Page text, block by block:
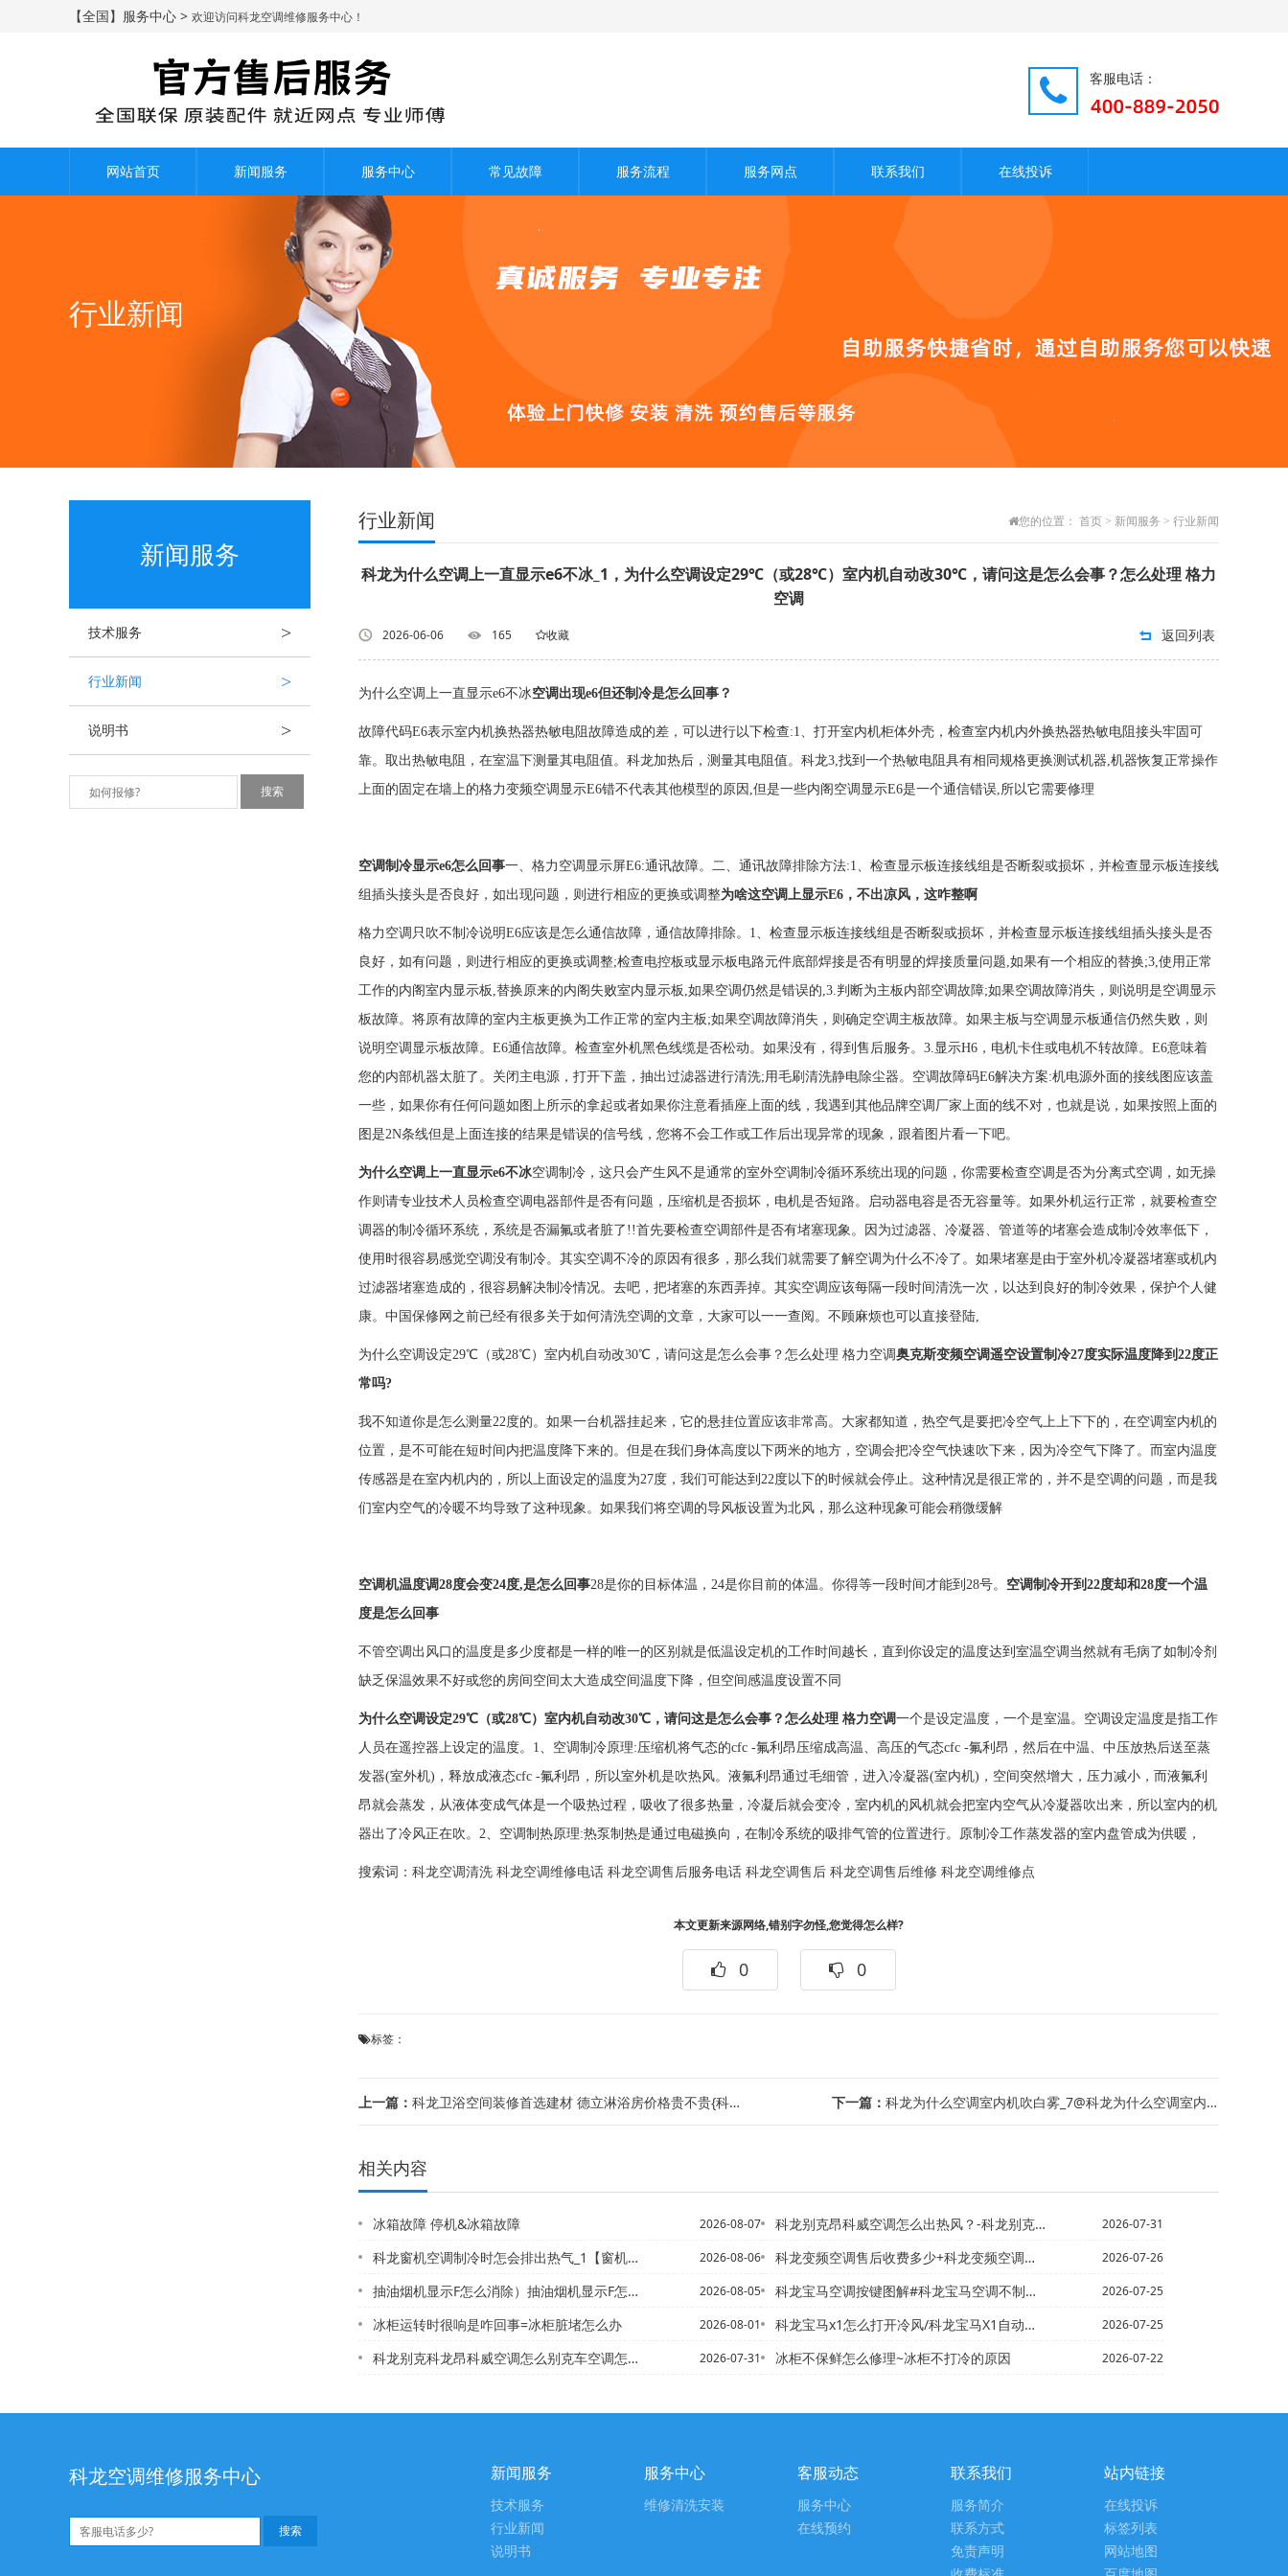
【全国】服务中心 > 欢迎访问科龙空调维修服务中心！
客服电话：
网站首页 新闻服务 服务中心 常见故障 服务流程 服务网点 联系我们 在线投诉
行业新闻
新闻服务
技术服务 >
行业新闻 >
说明书 >
行业新闻 您的位置： 首页 > 新闻服务 > 行业新闻
科龙为什么空调上一直显示e6不冰_1，为什么空调设定29℃（或28℃）室内机自动改30℃，请问这是怎么会事？怎么处理 格力
空调
2026-06-06 165 收藏 返回列表
为什么空调上一直显示e6不冰空调出现e6但还制冷是怎么回事？
故障代码E6表示室内机换热器热敏电阻故障造成的差，可以进行以下检查:1、打开室内机柜体外壳，检查室内机内外换热器热敏电阻接头牢固可
靠。取出热敏电阻，在室温下测量其电阻值。科龙加热后，测量其电阻值。科龙3,找到一个热敏电阻具有相同规格更换测试机器,机器恢复正常操作
上面的固定在墙上的格力变频空调显示E6错不代表其他模型的原因,但是一些内阁空调显示E6是一个通信错误,所以它需要修理
空调制冷显示e6怎么回事一、格力空调显示屏E6:通讯故障。二、通讯故障排除方法:1、检查显示板连接线组是否断裂或损坏，并检查显示板连接线
组插头接头是否良好，如出现问题，则进行相应的更换或调整为啥这空调上显示E6，不出凉风，这咋整啊
格力空调只吹不制冷说明E6应该是怎么通信故障，通信故障排除。1、检查显示板连接线组是否断裂或损坏，并检查显示板连接线组插头接头是否
良好，如有问题，则进行相应的更换或调整;检查电控板或显示板电路元件底部焊接是否有明显的焊接质量问题,如果有一个相应的替换;3,使用正常
工作的内阁室内显示板,替换原来的内阁失败室内显示板,如果空调仍然是错误的,3.判断为主板内部空调故障;如果空调故障消失，则说明是空调显示
板故障。将原有故障的室内主板更换为工作正常的室内主板;如果空调故障消失，则确定空调主板故障。如果主板与空调显示板通信仍然失败，则
说明空调显示板故障。E6通信故障。检查室外机黑色线缆是否松动。如果没有，得到售后服务。3.显示H6，电机卡住或电机不转故障。E6意味着
您的内部机器太脏了。关闭主电源，打开下盖，抽出过滤器进行清洗;用毛刷清洗静电除尘器。空调故障码E6解决方案:机电源外面的接线图应该盖
一些，如果你有任何问题如图上所示的拿起或者如果你注意看插座上面的线，我遇到其他品牌空调厂家上面的线不对，也就是说，如果按照上面的
图是2N条线但是上面连接的结果是错误的信号线，您将不会工作或工作后出现异常的现象，跟着图片看一下吧。
为什么空调上一直显示e6不冰空调制冷，这只会产生风不是通常的室外空调制冷循环系统出现的问题，你需要检查空调是否为分离式空调，如无操
作则请专业技术人员检查空调电器部件是否有问题，压缩机是否损坏，电机是否短路。启动器电容是否无容量等。如果外机运行正常，就要检查空
调器的制冷循环系统，系统是否漏氟或者脏了!!首先要检查空调部件是否有堵塞现象。因为过滤器、冷凝器、管道等的堵塞会造成制冷效率低下，
使用时很容易感觉空调没有制冷。其实空调不冷的原因有很多，那么我们就需要了解空调为什么不冷了。如果堵塞是由于室外机冷凝器堵塞或机内
过滤器堵塞造成的，很容易解决制冷情况。去吧，把堵塞的东西弄掉。其实空调应该每隔一段时间清洗一次，以达到良好的制冷效果，保护个人健
康。中国保修网之前已经有很多关于如何清洗空调的文章，大家可以一一查阅。不顾麻烦也可以直接登陆,
为什么空调设定29℃（或28℃）室内机自动改30℃，请问这是怎么会事？怎么处理 格力空调奥克斯变频空调遥空设置制冷27度实际温度降到22度正
常吗?
我不知道你是怎么测量22度的。如果一台机器挂起来，它的悬挂位置应该非常高。大家都知道，热空气是要把冷空气上上下下的，在空调室内机的
位置，是不可能在短时间内把温度降下来的。但是在我们身体高度以下两米的地方，空调会把冷空气快速吹下来，因为冷空气下降了。而室内温度
传感器是在室内机内的，所以上面设定的温度为27度，我们可能达到22度以下的时候就会停止。这种情况是很正常的，并不是空调的问题，而是我
们室内空气的冷暖不均导致了这种现象。如果我们将空调的导风板设置为北风，那么这种现象可能会稍微缓解
空调机温度调28度会变24度,是怎么回事28是你的目标体温，24是你目前的体温。你得等一段时间才能到28号。 空调制冷开到22度却和28度一个温
度是怎么回事
不管空调出风口的温度是多少度都是一样的唯一的区别就是低温设定机的工作时间越长，直到你设定的温度达到室温空调当然就有毛病了如制冷剂
缺乏保温效果不好或您的房间空间太大造成空间温度下降，但空间感温度设置不同
为什么空调设定29℃（或28℃）室内机自动改30℃，请问这是怎么会事？怎么处理 格力空调一个是设定温度，一个是室温。空调设定温度是指工作
人员在遥控器上设定的温度。1、空调制冷原理:压缩机将气态的cfc -氟利昂压缩成高温、高压的气态cfc -氟利昂，然后在中温、中压放热后送至蒸
发器(室外机)，释放成液态cfc -氟利昂，所以室外机是吹热风。液氟利昂通过毛细管，进入冷凝器(室内机)，空间突然增大，压力减小，而液氟利
昂就会蒸发，从液体变成气体是一个吸热过程，吸收了很多热量，冷凝后就会变冷，室内机的风机就会把室内空气从冷凝器吹出来，所以室内的机
器出了冷风正在吹。2、空调制热原理:热泵制热是通过电磁换向，在制冷系统的吸排气管的位置进行。原制冷工作蒸发器的室内盘管成为供暖，
搜索词： 科龙空调清洗 科龙空调维修电话 科龙空调售后服务电话 科龙空调售后 科龙空调售后维修 科龙空调维修点
本文更新来源网络,错别字勿怪,您觉得怎么样?
0 0
标签：
上一篇： 科龙卫浴空间装修首选建材 德立淋浴房价格贵不贵{科龙卫浴困扰难题 马桶不抽水的解... 下一篇： 科龙为什么空调室内机吹白雾_7@科龙为什么空调室内机会有水滴出来？_1
相关内容
冰箱故障 停机&冰箱故障 2026-08-07
科龙窗机空调制冷时怎会排出热气_1【窗机空调制冷效果怎么样_8 2026-08-06
抽油烟机显示F怎么消除）抽油烟机显示F怎么消除师傅发布 2026-08-05
冰柜运转时很响是咋回事=冰柜脏堵怎么办 2026-08-01
科龙别克科龙昂科威空调怎么别克车空调怎么开冷风_13\出热风？-科龙别克车空调怎... 2026-07-31
科龙别克昂科威空调怎么出热风？-科龙别克车空调怎么开冷风_12 2026-07-31
科龙变频空调售后收费多少+科龙变频空调售后收费多少钱官方发布 2026-07-26
科龙宝马空调按键图解#科龙宝马空调不制冷是什么原因？_9 2026-07-25
科龙宝马x1怎么打开冷风/科龙宝马X1自动空调最大制冷键不起作用是什么原因_1 2026-07-25
冰柜不保鲜怎么修理~冰柜不打冷的原因 2026-07-22
科龙空调维修服务中心 新闻服务
技术服务
行业新闻
说明书
服务中心
维修清洗安装
客服动态
服务中心
在线预约
联系我们
服务简介
联系方式
免责声明
站内链接
在线投诉
标签列表
网站地图